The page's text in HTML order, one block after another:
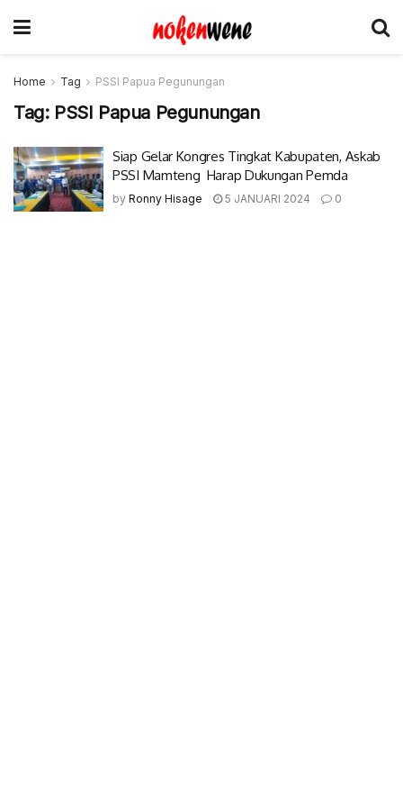
Home Tag PSSI Papua Pegunungan
Tag: PSSI Papua Pegunungan
Siap Gelar Kongres Tingkat Kabupaten, Askab
PSSI Mamteng Harap Dukungan Pemda
by Ronny Hisage 5 JANUARI 2024 0